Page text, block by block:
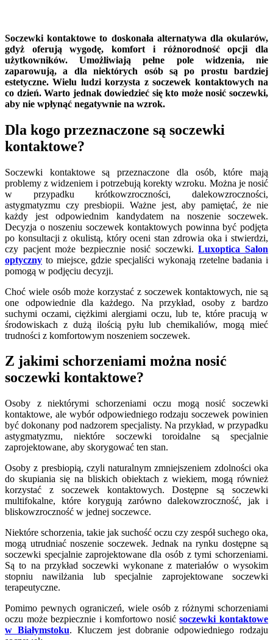
Soczewki kontaktowe to doskonała alternatywa dla okularów,
gdyż oferują wygodę, komfort i różnorodność opcji dla
użytkowników. Umożliwiają pełne pole widzenia, nie
zaparowują, a dla niektórych osób są po prostu bardziej
estetyczne. Wielu ludzi korzysta z soczewek kontaktowych na
co dzień. Warto jednak dowiedzieć się kto może nosić soczewki,
aby nie wpłynąć negatywnie na wzrok.
Dla kogo przeznaczone są soczewki
kontaktowe?
Soczewki kontaktowe są przeznaczone dla osób, które mają
problemy z widzeniem i potrzebują korekty wzroku. Można je nosić
w przypadku krótkowzroczności, dalekowzroczności,
astygmatyzmu czy presbiopii. Ważne jest, aby pamiętać, że nie
każdy jest odpowiednim kandydatem na noszenie soczewek.
Decyzja o noszeniu soczewek kontaktowych powinna być podjęta
po konsultacji z okulistą, który oceni stan zdrowia oka i stwierdzi,
czy pacjent może bezpiecznie nosić soczewki.Luxoptica Salon
optyczny to miejsce, gdzie specjaliści wykonają rzetelne badania i
pomogą w podjęciu decyzji.
Choć wiele osób może korzystać z soczewek kontaktowych, nie są
one odpowiednie dla każdego. Na przykład, osoby z bardzo
suchymi oczami, ciężkimi alergiami oczu, lub te, które pracują w
środowiskach z dużą ilością pyłu lub chemikaliów, mogą mieć
trudności z komfortowym noszeniem soczewek.
Z jakimi schorzeniami można nosić
soczewki kontaktowe?
Osoby z niektórymi schorzeniami oczu mogą nosić soczewki
kontaktowe, ale wybór odpowiedniego rodzaju soczewek powinien
być dokonany pod nadzorem specjalisty. Na przykład, w przypadku
astygmatyzmu, niektóre soczewki toroidalne są specjalnie
zaprojektowane, aby skorygować ten stan.
Osoby z presbiopią, czyli naturalnym zmniejszeniem zdolności oka
do skupiania się na bliskich obiektach z wiekiem, mogą również
korzystać z soczewek kontaktowych. Dostępne są soczewki
multifokalne, które korygują zarówno dalekowzroczność, jak i
bliskowzroczność w jednej soczewce.
Niektóre schorzenia, takie jak suchość oczu czy zespół suchego oka,
mogą utrudniać noszenie soczewek. Jednak na rynku dostępne są
soczewki specjalnie zaprojektowane dla osób z tymi schorzeniami.
Są to na przykład soczewki wykonane z materiałów o wysokim
stopniu nawilżania lub specjalnie zaprojektowane soczewki
terapeutyczne.
Pomimo pewnych ograniczeń, wiele osób z różnymi schorzeniami
oczu może bezpiecznie i komfortowo nosićsoczewki kontaktowe
w Białymstoku. Kluczem jest dobranie odpowiedniego rodzaju